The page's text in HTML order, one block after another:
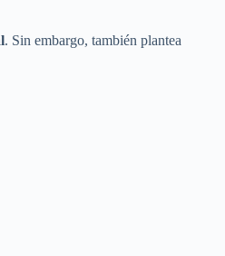
. Sin embargo, también plantea